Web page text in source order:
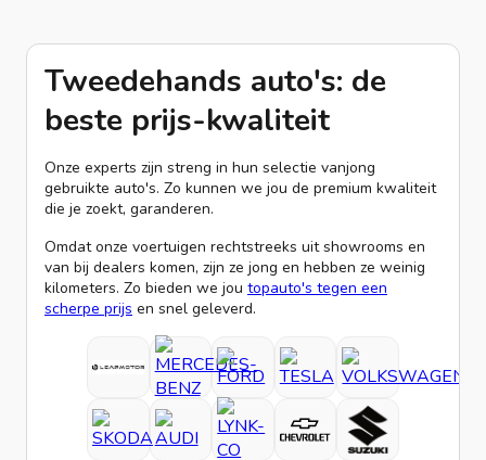
Tweedehands auto's: de
beste prijs-kwaliteit
Onze experts zijn streng in hun selectie vanjong
gebruikte auto's. Zo kunnen we jou de premium kwaliteit
die je zoekt, garanderen.
Omdat onze voertuigen rechtstreeks uit showrooms en
van bij dealers komen, zijn ze jong en hebben ze weinig
kilometers. Zo bieden we jou topauto's tegen een
scherpe prijs en snel geleverd.